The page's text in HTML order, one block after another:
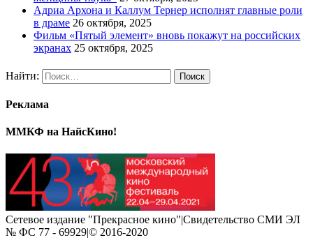
Адриа Архона и Каллум Тернер исполнят главные роли
в драме 26 октября, 2025
Фильм «Пятый элемент» вновь покажут на российских
экранах 25 октября, 2025
Найти:
Реклама
ММКФ на НайсКино!
Сетевое издание "Прекрасное кино"|Свидетельство СМИ ЭЛ
№ ФС 77 - 69929|© 2016-2020